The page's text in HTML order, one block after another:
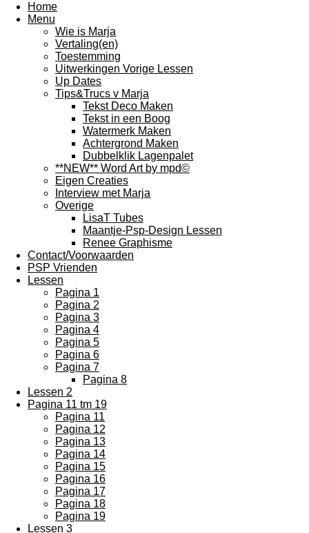
Home
Menu
Wie is Marja
Vertaling(en)
Toestemming
Uitwerkingen Vorige Lessen
Up Dates
Tips&Trucs v Marja
Tekst Deco Maken
Tekst in een Boog
Watermerk Maken
Achtergrond Maken
Dubbelklik Lagenpalet
**NEW** Word Art by mpd©
Eigen Creaties
Interview met Marja
Overige
LisaT Tubes
Maantje-Psp-Design Lessen
Renee Graphisme
Contact/Voorwaarden
PSP Vrienden
Lessen
Pagina 1
Pagina 2
Pagina 3
Pagina 4
Pagina 5
Pagina 6
Pagina 7
Pagina 8
Lessen 2
Pagina 11 tm 19
Pagina 11
Pagina 12
Pagina 13
Pagina 14
Pagina 15
Pagina 16
Pagina 17
Pagina 18
Pagina 19
Lessen 3